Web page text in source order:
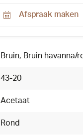
Afspraak maken
Bruin, Bruin havanna/
43-20
Acetaat
Rond